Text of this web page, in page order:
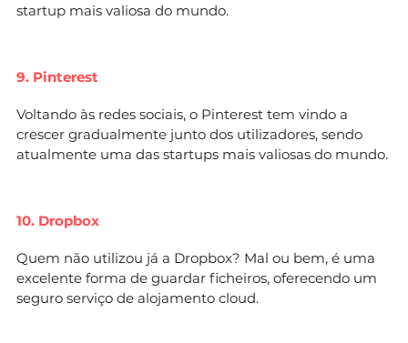
startup mais valiosa do mundo.
9. Pinterest
Voltando às redes sociais, o Pinterest tem vindo a
crescer gradualmente junto dos utilizadores, sendo
atualmente uma das startups mais valiosas do mundo.
10. Dropbox
Quem não utilizou já a Dropbox? Mal ou bem, é uma
excelente forma de guardar ficheiros, oferecendo um
seguro serviço de alojamento cloud.